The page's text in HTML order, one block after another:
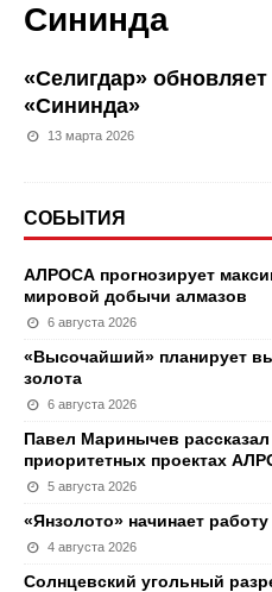
Сининда
«Селигдар»
«Сининда»
13 марта 2026
СОБЫТИЯ
АЛРОСА прогнозирует
мировой добычи алмазов
6 августа 2026
«Высочайший» планирует
золота
6 августа 2026
Павел Маринычев
приоритетных проектах
5 августа 2026
«Янзолото» начинает
4 августа 2026
Солнцевский угольный